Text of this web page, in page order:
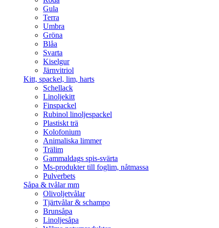
Gula
Terra
Umbra
Gröna
Blåa
Svarta
Kiselgur
Järnvitriol
Kitt, spackel, lim, harts
Schellack
Linoljekitt
Finspackel
Rubinol linoljespackel
Plastiskt trä
Kolofonium
Animaliska limmer
Trälim
Gammaldags spis-svärta
Ms-produkter till foglim, nåtmassa
Pulverbets
Såpa & tvålar mm
Olivoljetvålar
Tjärtvålar & schampo
Brunsåpa
Linoljesåpa